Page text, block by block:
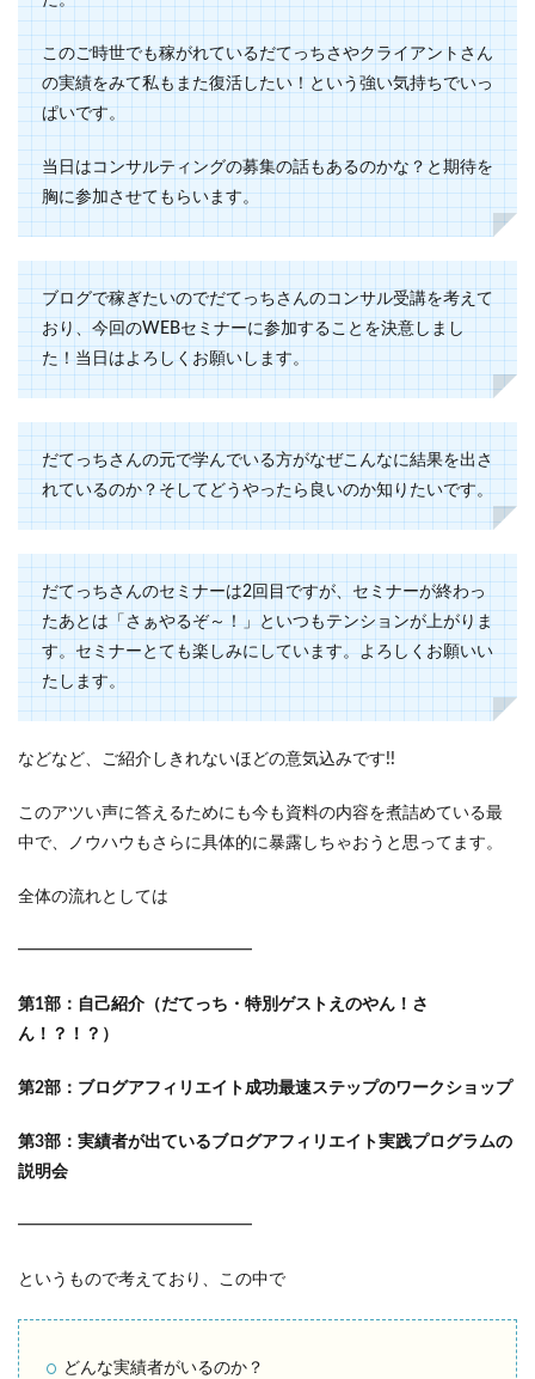
このご時世でも稼がれているだてっちさやクライアントさん
の実績をみて私もまた復活したい！という強い気持ちでいっ
ぱいです。
当日はコンサルティングの募集の話もあるのかな？と期待を
胸に参加させてもらいます。
ブログで稼ぎたいのでだてっちさんのコンサル受講を考えて
おり、今回のWEBセミナーに参加することを決意しまし
た！当日はよろしくお願いします。
だてっちさんの元で学んでいる方がなぜこんなに結果を出さ
れているのか？そしてどうやったら良いのか知りたいです。
だてっちさんのセミナーは2回目ですが、セミナーが終わっ
たあとは「さぁやるぞ～！」といつもテンションが上がりま
す。セミナーとても楽しみにしています。よろしくお願いい
たします。
などなど、ご紹介しきれないほどの意気込みです!!
このアツい声に答えるためにも今も資料の内容を煮詰めている最
中で、ノウハウもさらに具体的に暴露しちゃおうと思ってます。
全体の流れとしては
━━━━━━━━━━━━━━
第1部：自己紹介（だてっち・特別ゲストえのやん！さ
ん！？！？）
第2部：ブログアフィリエイト成功最速ステップのワークショップ
第3部：実績者が出ているブログアフィリエイト実践プログラムの
説明会
━━━━━━━━━━━━━━
というもので考えており、この中で
どんな実績者がいるのか？